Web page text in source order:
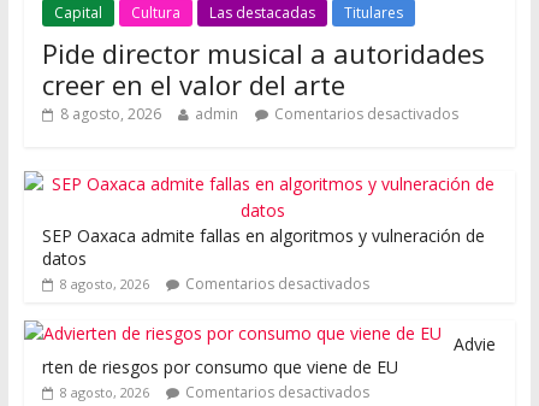
Capital Cultura Las destacadas Titulares
Pide director musical a autoridades
creer en el valor del arte
8 agosto, 2026 admin Comentarios desactivados
SEP Oaxaca admite fallas en algoritmos y vulneración de
datos
8 agosto, 2026 Comentarios desactivados
Advie
rten de riesgos por consumo que viene de EU
8 agosto, 2026 Comentarios desactivados